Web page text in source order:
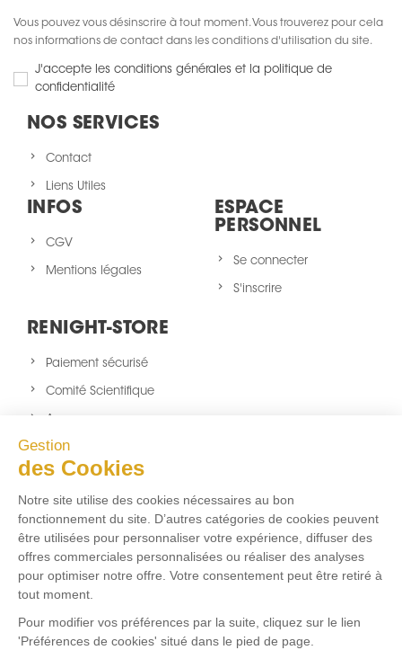
Gestion
des Cookies
Notre site utilise des cookies nécessaires au bon
fonctionnement du site. D’autres catégories de cookies peuvent
être utilisées pour personnaliser votre expérience, diffuser des
offres commerciales personnalisées ou réaliser des analyses
pour optimiser notre offre. Votre consentement peut être retiré à
tout moment.
Pour modifier vos préférences par la suite, cliquez sur le lien
'Préférences de cookies' situé dans le pied de page.
Vous pouvez vous désinscrire à tout moment. Vous trouverez pour cela
nos informations de contact dans les conditions d'utilisation du site.
J'accepte les conditions générales et la politique de
confidentialité
NOS SERVICES
Contact
Liens Utiles
INFOS
CGV
Mentions légales
ESPACE
PERSONNEL
Se connecter
S'inscrire
RENIGHT-STORE
Paiement sécurisé
Comité Scientifique
A propos
Nouveaux produits
sitemap
NOUS SUIVRE
FacebookTwitter Instagram
FLUX RSS
Aucun flux RSS ajouté